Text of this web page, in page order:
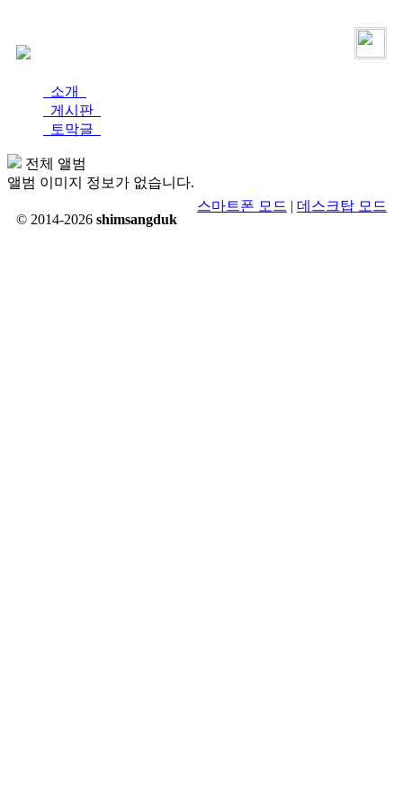
소개
게시판
토막글
전체 앨범
앨범 이미지 정보가 없습니다.
© 2014-2026 shimsangduk
스마트폰 모드 | 데스크탑 모드